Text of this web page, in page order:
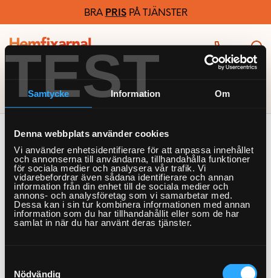
TEST
Samtycke Information Om
Denna webbplats använder cookies
Vi använder enhetsidentifierare för att anpassa innehållet
och annonserna till användarna, tillhandahålla funktioner
för sociala medier och analysera vår trafik. Vi
vidarebefordrar även sådana identifierare och annan
information från din enhet till de sociala medier och
annons- och analysföretag som vi samarbetar med.
Dessa kan i sin tur kombinera informationen med annan
information som du har tillhandahållit eller som de har
samlat in när du har använt deras tjänster.
Nödvändig
BRA PRISPÅ TJÄNSTER